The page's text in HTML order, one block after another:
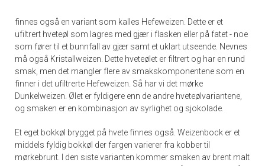
finnes også en variant som kalles Hefeweizen. Dette er et
ufiltrert hveteøl som lagres med gjær i flasken eller på fatet - noe
som fører til et bunnfall av gjær samt et uklart utseende. Nevnes
må også Kristallweizen. Dette hveteølet er filtrert og har en rund
smak, men det mangler flere av smakskomponentene som en
finner i det ufiltrerte Hefeweizen. Så har vi det mørke
Dunkelweizen. Ølet er fyldigere enn de andre hveteølvariantene,
og smaken er en kombinasjon av syrlighet og sjokolade.
Et eget bokkøl brygget på hvete finnes også. Weizenbock er et
middels fyldig bokkøl der fargen varierer fra kobber til
mørkebrunt. I den siste varianten kommer smaken av brent malt